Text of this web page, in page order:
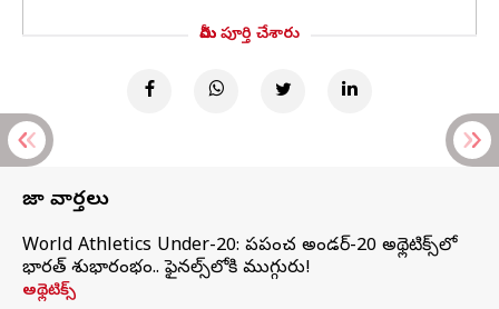
మీరు పూర్తి చేశారు
తాజా వార్తలు
World Athletics Under-20: ప్రపంచ అండర్-20 అథ్లెటిక్స్‌లో
భారత్‌ శుభారంభం.. ఫైనల్స్‌లోకి ముగ్గురు!
అథ్లెటిక్స్